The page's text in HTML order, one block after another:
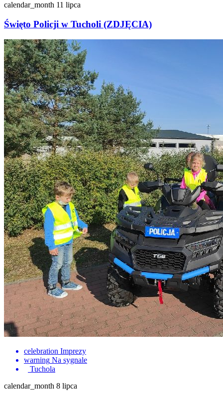
calendar_month 11 lipca
Święto Policji w Tucholi (ZDJĘCIA)
celebration Imprezy
warning Na sygnale
Tuchola
calendar_month 8 lipca